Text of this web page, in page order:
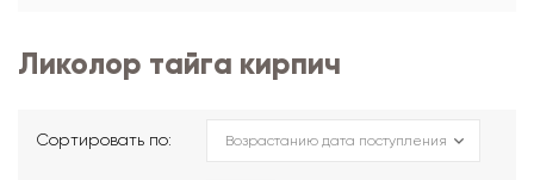
Ликолор тайга кирпич
Сортировать по: